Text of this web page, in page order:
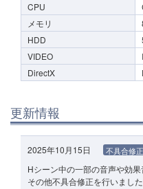
CPU
メモリ
HDD
VIDEO
DirectX
更新情報
2025年10月15日 不具合修正
Hシーン中の一部の音声や効
その他不具合修正を行いました